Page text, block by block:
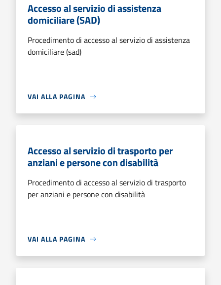
Accesso al servizio di assistenza
domiciliare (SAD)
Procedimento di accesso al servizio di assistenza
domiciliare (sad)
VAI ALLA PAGINA
Accesso al servizio di trasporto per
anziani e persone con disabilità
Procedimento di accesso al servizio di trasporto
per anziani e persone con disabilità
VAI ALLA PAGINA